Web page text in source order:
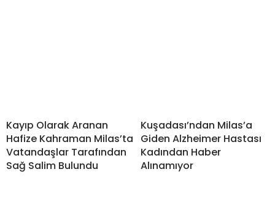
Kayıp Olarak Aranan
Hafize Kahraman Milas’ta
Vatandaşlar Tarafından
Sağ Salim Bulundu
Kuşadası’ndan Milas’a
Giden Alzheimer Hastası
Kadından Haber
Alınamıyor